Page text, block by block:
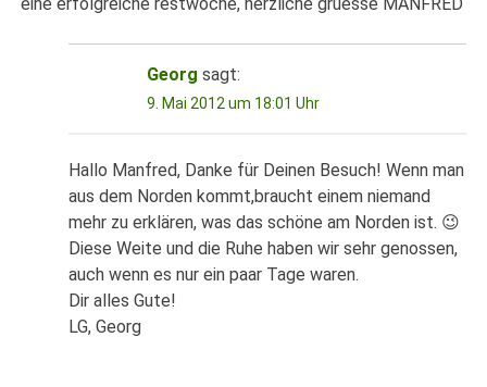
Georg sagt:
9. Mai 2012 um 18:01 Uhr
Hallo Manfred, Danke für Deinen Besuch! Wenn man
aus dem Norden kommt,braucht einem niemand
mehr zu erklären, was das schöne am Norden ist. 😉
Diese Weite und die Ruhe haben wir sehr genossen,
auch wenn es nur ein paar Tage waren.
Dir alles Gute!
LG, Georg